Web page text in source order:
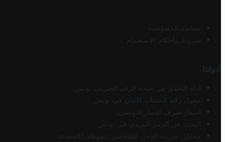
سياسة الخصوصية
شروط وأحكام الاستخدام
أدواتنا
أداة التحقق من صحة الرقم الضريبي تونس
محول رقم الحساب الآيبان في تونس
أسعار صرف الدينار التونسي
البحث عن الرمز البريدي في تونس
محاكي ضريبة الدخل الشخصي للموظف/المتقاعد